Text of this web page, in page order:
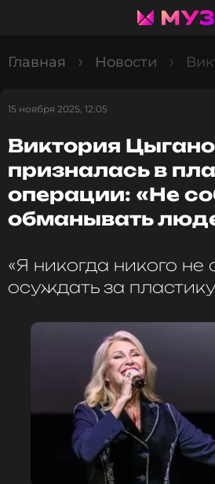
Главная Новости
15 ноября 2025, 12:05
Виктория
призналась в
операции: «Не
обманывать
«Я никогда никого
осуждать за